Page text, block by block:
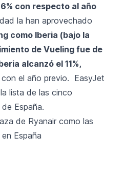
con respecto al año
la han aprovechado
como Iberia (bajo la
de Vueling fue de
alcanzó el 11%,
el año previo. EasyJet
lista de las cinco
España.